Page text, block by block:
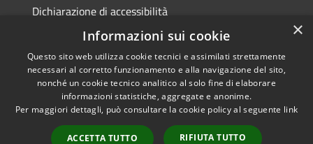
Dichiarazione di accessibilità
Accessibilità
Privacy
Copyright © 2026 • Comune di
Campo Calabro • Powered by
Municipium•Accesso
redazione
×
Informazioni sui cookie
Questo sito web utilizza cookie tecnici e assimilati strettamente
necessari al corretto funzionamento e alla navigazione del sito,
nonché un cookie tecnico analitico al solo fine di elaborare
informazioni statistiche, aggregate e anonime.
Per maggiori dettagli, può consultare la cookie policy al seguente link
ACCETTA TUTTO RIFIUTA TUTTO